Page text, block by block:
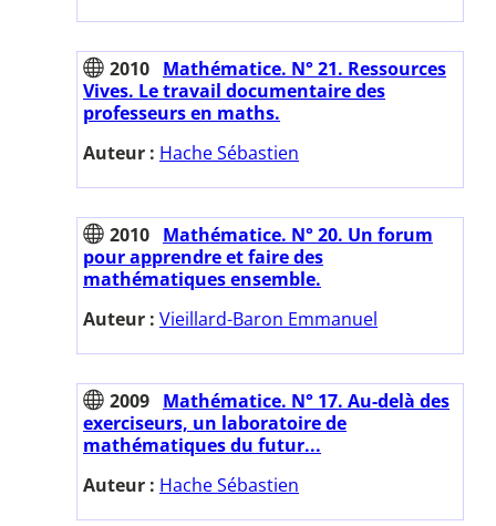
2010 Mathématice. N° 21. Ressources
Vives. Le travail documentaire des
professeurs en maths.
Auteur : Hache Sébastien
2010 Mathématice. N° 20. Un forum
pour apprendre et faire des
mathématiques ensemble.
Auteur : Vieillard-Baron Emmanuel
2009 Mathématice. N° 17. Au-delà des
exerciseurs, un laboratoire de
mathématiques du futur...
Auteur : Hache Sébastien